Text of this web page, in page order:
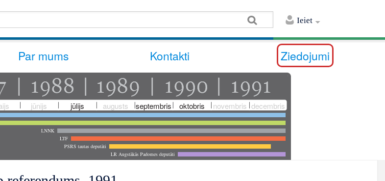
Ieiet
Par mums Kontakti Ziedojumi
jūnijs jūlijs augusts septembris oktobris novembris decembris
LNNK
LTF
PSRS tautas deputāti
LR Augstākās Padomes deputāti